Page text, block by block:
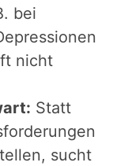
bei
nicht
Statt
sucht